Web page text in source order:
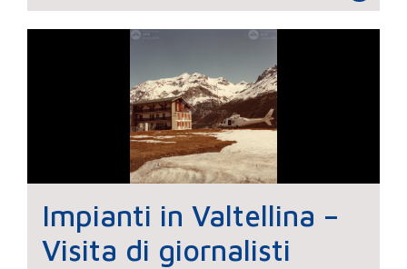
Impianti in Valtellina –
Visita di giornalisti